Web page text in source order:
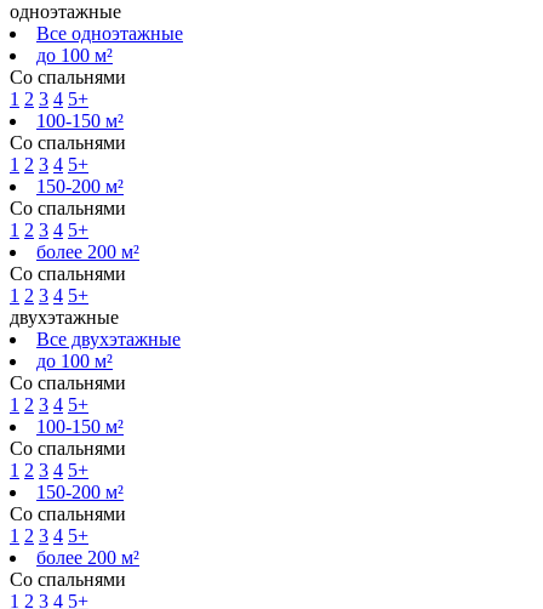
одноэтажные
Все одноэтажные
до 100 м²
Со спальнями
1 2 3 4 5+
100-150 м²
Со спальнями
1 2 3 4 5+
150-200 м²
Со спальнями
1 2 3 4 5+
более 200 м²
Со спальнями
1 2 3 4 5+
двухэтажные
Все двухэтажные
до 100 м²
Со спальнями
1 2 3 4 5+
100-150 м²
Со спальнями
1 2 3 4 5+
150-200 м²
Со спальнями
1 2 3 4 5+
более 200 м²
Со спальнями
1 2 3 4 5+